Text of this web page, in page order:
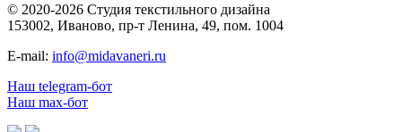
© 2020-2026 Студия текстильного дизайна
153002, Иваново, пр-т Ленина, 49, пом. 1004
E-mail: info@midavaneri.ru
Наш telegram-бот
Наш max-бот